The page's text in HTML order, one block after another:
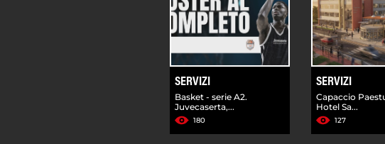
SERVIZI
Basket - serie A2.
Juvecaserta,...
180
SERVIZI
Capaccio
Hotel Sa...
127